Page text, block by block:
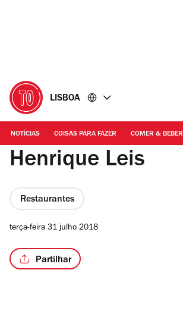
LISBOA
NOTÍCIAS COISAS PARA FAZER COMER & BEBER
Henrique Leis
Restaurantes
terça-feira 31 julho 2018
Partilhar